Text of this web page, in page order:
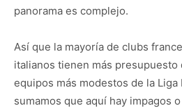
panorama es complejo.
Así que la mayoría de clubs
italianos tienen más presupuesto
equipos más modestos de la Liga
sumamos que aquí hay impagos